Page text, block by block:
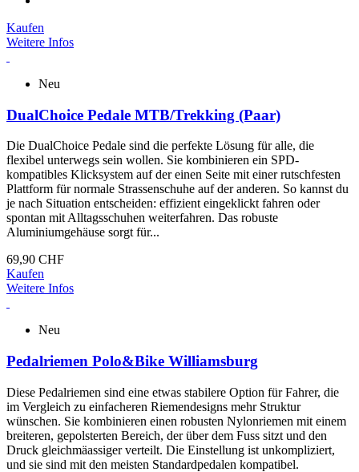
Kaufen
Weitere Infos
Neu
DualChoice Pedale MTB/Trekking (Paar)
Die DualChoice Pedale sind die perfekte Lösung für alle, die
flexibel unterwegs sein wollen. Sie kombinieren ein SPD-
kompatibles Klicksystem auf der einen Seite mit einer rutschfesten
Plattform für normale Strassenschuhe auf der anderen. So kannst du
je nach Situation entscheiden: effizient eingeklickt fahren oder
spontan mit Alltagsschuhen weiterfahren. Das robuste
Aluminiumgehäuse sorgt für...
69,90 CHF
Kaufen
Weitere Infos
Neu
Pedalriemen Polo&Bike Williamsburg
Diese Pedalriemen sind eine etwas stabilere Option für Fahrer, die
im Vergleich zu einfacheren Riemendesigns mehr Struktur
wünschen. Sie kombinieren einen robusten Nylonriemen mit einem
breiteren, gepolsterten Bereich, der über dem Fuss sitzt und den
Druck gleichmäassiger verteilt. Die Einstellung ist unkompliziert,
und sie sind mit den meisten Standardpedalen kompatibel.